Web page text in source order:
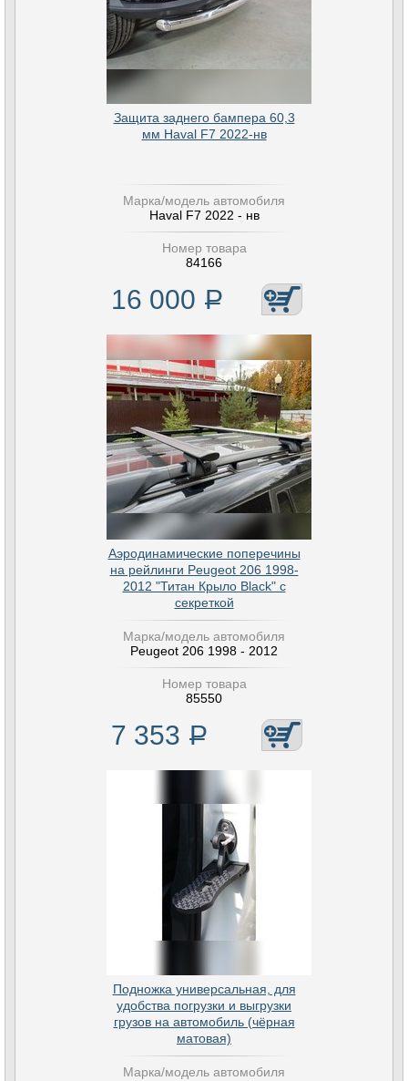
Защита заднего бампера 60,3
мм Haval F7 2022-нв
Марка/модель автомобиля
Haval F7 2022 - нв
Номер товара
84166
16 000 Р
Аэродинамические поперечины
на рейлинги Peugeot 206 1998-
2012 "Титан Крыло Black" с
секреткой
Марка/модель автомобиля
Peugeot 206 1998 - 2012
Номер товара
85550
7 353 Р
Подножка универсальная, для
удобства погрузки и выгрузки
грузов на автомобиль (чёрная
матовая)
Марка/модель автомобиля